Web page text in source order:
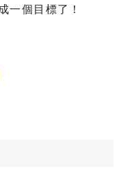
一個目標了！